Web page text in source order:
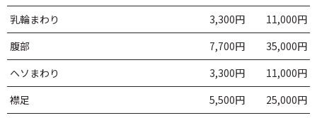
乳輪まわり
3,300円
11,000円
腹部
7,700円
35,000円
ヘソまわり
3,300円
11,000円
襟足
5,500円
25,000円